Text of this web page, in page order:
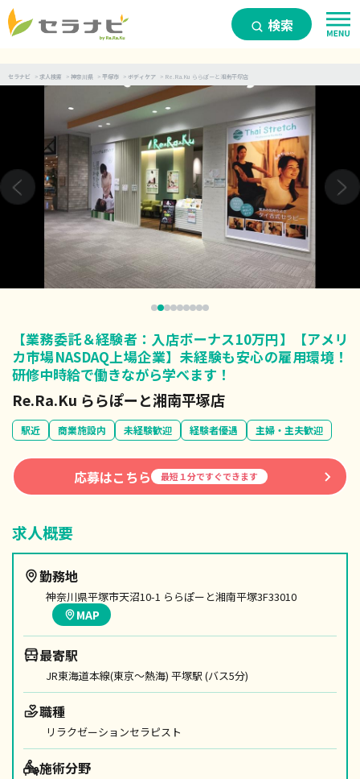
検索
セラナビ > 求人検索 > 神奈川県 > 平塚市 > ボディケア > Re.Ra.Ku ららぽーと湘南平塚店
【業務委託＆経験者：入店ボーナス10万円】【アメリ
カ市場NASDAQ上場企業】未経験も安心の雇用環境！
研修中時給で働きながら学べます！
Re.Ra.Ku ららぽーと湘南平塚店
駅近 商業施設内 未経験歓迎 経験者優遇 主婦・主夫歓迎
応募はこちら 最短１分ですぐできます
求人概要
勤務地
神奈川県平塚市天沼10-1 ららぽーと湘南平塚3F33010
MAP
最寄駅
JR東海道本線(東京～熱海) 平塚駅 (バス5分)
職種
リラクゼーションセラピスト
施術分野